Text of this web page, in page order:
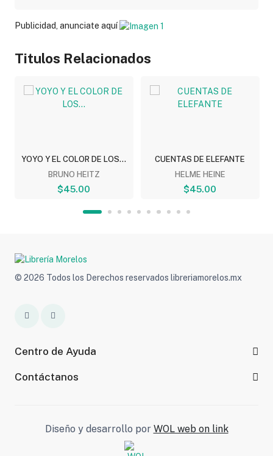
Publicidad, anunciate aquí
Titulos Relacionados
YOYO Y EL COLOR DE LOS...
BRUNO HEITZ
$45.00
CUENTAS DE ELEFANTE
HELME HEINE
$45.00
© 2026 Todos los Derechos reservados libreriamorelos.mx
Centro de Ayuda
Contáctanos
Diseño y desarrollo por WOL web on link